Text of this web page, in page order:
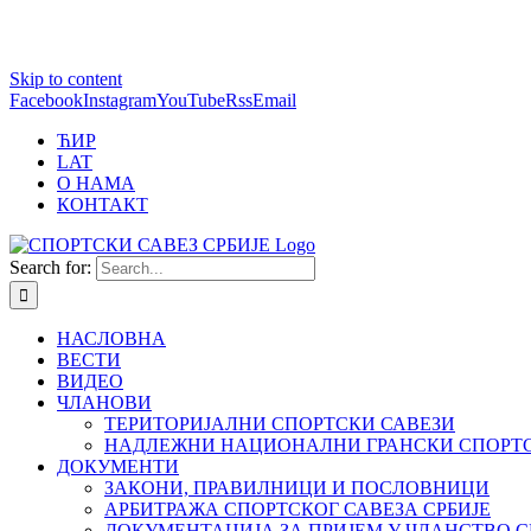
Skip to content
FacebookInstagramYouTubeRssEmail
ЋИР
LAT
О НАМА
КОНТАКТ
Search for:
НАСЛОВНА
ВЕСТИ
ВИДЕО
ЧЛАНОВИ
ТЕРИТОРИЈАЛНИ СПОРТСКИ САВЕЗИ
НАДЛЕЖНИ НАЦИОНАЛНИ ГРАНСКИ
ДОКУМЕНТИ
ЗАКОНИ, ПРАВИЛНИЦИ И ПОСЛОВНИЦИ
АРБИТРАЖА СПОРТСКОГ САВЕЗА СРБИЈЕ